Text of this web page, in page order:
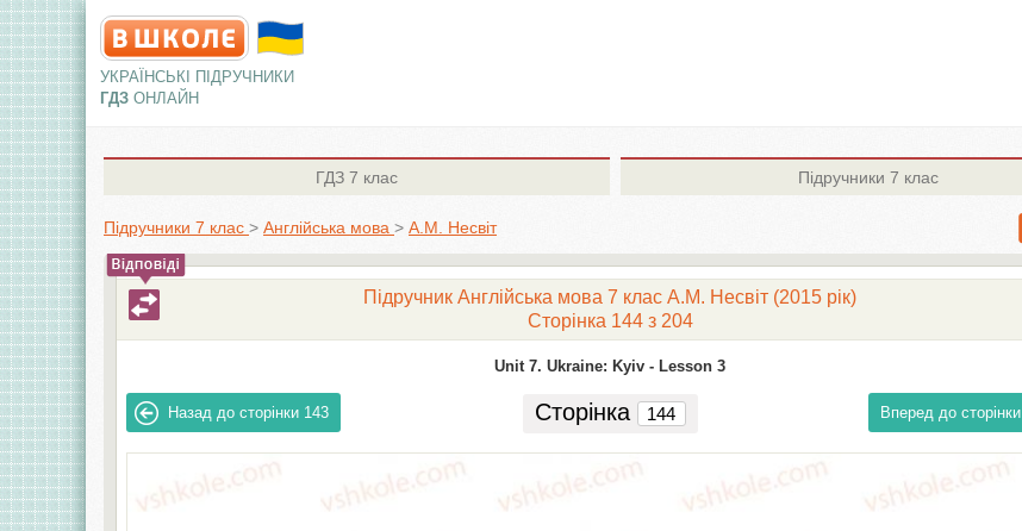
УКРАЇНСЬКІ ПІДРУЧНИКИ
ГДЗ ОНЛАЙН
ГДЗ 7 клас Підручники 7 клас
Підручники 7 клас > Англiйська мова > А.М. Несвіт
Підручник Англійська мова 7 клас А.М. Несвіт (2015 рік)
Сторінка 144 з 204
Unit 7. Ukraine: Kyiv - Lesson 3
Назад до сторінки 143 Сторінка Вперед до сторінки